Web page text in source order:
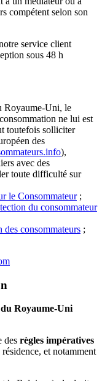
compétent selon son
service client
sous 48 h
Royaume-Uni, le
ne lui est
toutefois solliciter
des
),
avec des
toute difficulté sur
le Consommateur;
du consommateur
consommateurs ;
Royaume-Uni
des règles impératives
et notamment